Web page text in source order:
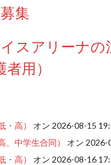
集
スアリーナの
者用）
・高）
オン 2026-08-15
、中学生合同）
オン 2026-
・高）
オン 2026-08-16